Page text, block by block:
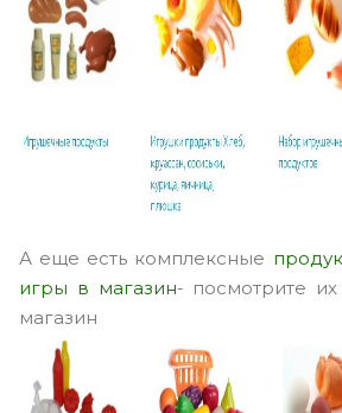
А еще есть комплексные
игры в магазин- посмотрите
магазин